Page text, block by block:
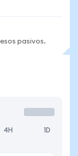
pasivos.
4H 1D